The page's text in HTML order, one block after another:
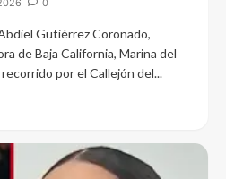
0
Gutiérrez Coronado,
de Baja California, Marina del
por el Callejón del...